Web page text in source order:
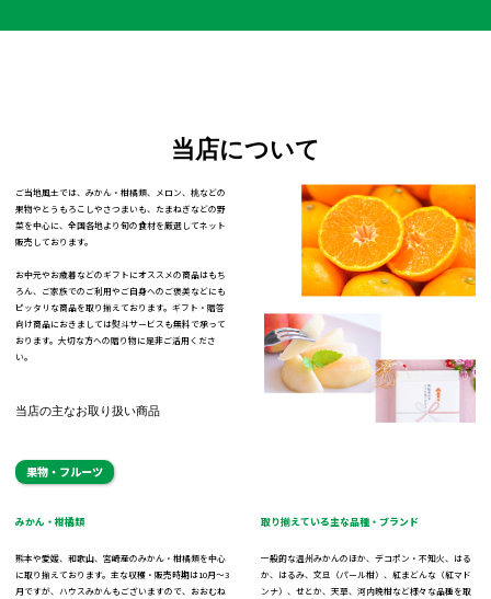
当店について
ご当地風土では、みかん・柑橘類、メロン、桃などの
果物やとうもろこしやさつまいも、たまねぎなどの野
菜を中心に、全国各地より旬の食材を厳選してネット
販売しております。
お中元やお歳暮などのギフトにオススメの商品はもち
ろん、ご家族でのご利用やご自身へのご褒美などにも
ピッタリな商品を取り揃えております。ギフト・贈答
向け商品におきましては熨斗サービスも無料で承って
おります。大切な方への贈り物に是非ご活用くださ
い。
当店の主なお取り扱い商品
果物・フルーツ
みかん・柑橘類
熊本や愛媛、和歌山、宮崎産のみかん・柑橘類を中心
に取り揃えております。主な収穫・販売時期は10月～3
月ですが、ハウスみかんもございますので、おおむね
取り揃えている主な品種・ブランド
一般的な温州みかんのほか、デコポン・不知火、はる
か、はるみ、文旦（パール柑）、紅まどんな（紅マド
ンナ）、せとか、天草、河内晩柑など様々な品種を取